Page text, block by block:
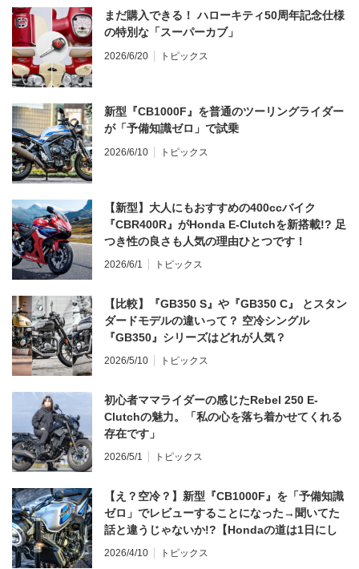
まだ購入できる！ ハローキティ50周年記念仕様
の特別な「スーパーカブ」
2026/6/20 トピックス
新型『CB1000F』を普通のツーリングライダー
が「予備知識ゼロ」で試乗
2026/6/10 トピックス
【新型】大人にもおすすめの400ccバイク
『CBR400R』がHonda E-Clutchを新搭載!? 足
つき性の良さも人気の理由ひとつです！
2026/6/1 トピックス
【比較】『GB350 S』や『GB350 C』 とスタン
ダードモデルの違いって？ 空冷シングル
『GB350』シリーズはどれが人気？
2026/5/10 トピックス
初心者ママライダーの感じたRebel 250 E-
Clutchの魅力。「私の心を落ち着かせてくれる
存在です」
2026/5/1 トピックス
【え？空冷？】新型『CB1000F』を「予備知識
ゼロ」でレビューすることになった→聞いてた
話と違うじゃないか!?【Hondaの道は1日にし
てならず／CB1000F ①第一印象 編】
2026/4/10 トピックス